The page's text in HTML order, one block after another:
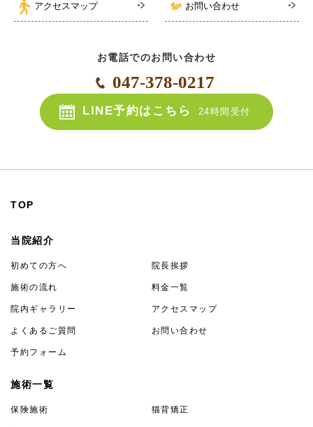
アクセスマップ お問い合わせ
お電話でのお問い合わせ
047-378-0217
LINE予約はこちら 24時間受付
TOP
当院紹介
初めての方へ 院長挨拶
施術の流れ 料金一覧
院内ギャラリー アクセスマップ
よくあるご質問 お問い合わせ
予約フォーム
施術一覧
保険施術 猫背矯正